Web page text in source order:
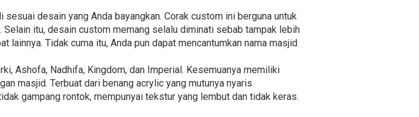
desain yang Anda bayangkan. Corak custom ini berguna untuk
itu, desain custom memang selalu diminati sebab tampak lebih
Tidak cuma itu, Anda pun dapat mencantumkan nama masjid
Ashofa, Nadhifa, Kingdom, dan Imperial. Kesemuanya memiliki
masjid. Terbuat dari benang acrylic yang mutunya nyaris
gampang rontok, mempunyai tekstur yang lembut dan tidak keras.